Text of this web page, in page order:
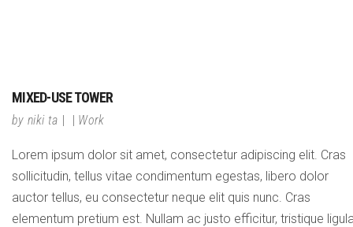
MIXED-USE TOWER
by niki ta Work
Lorem ipsum dolor sit amet, consectetur adipiscing elit. Cras
sollicitudin, tellus vitae condimentum egestas, libero dolor
auctor tellus, eu consectetur neque elit quis nunc. Cras
elementum pretium est. Nullam ac justo efficitur, tristique